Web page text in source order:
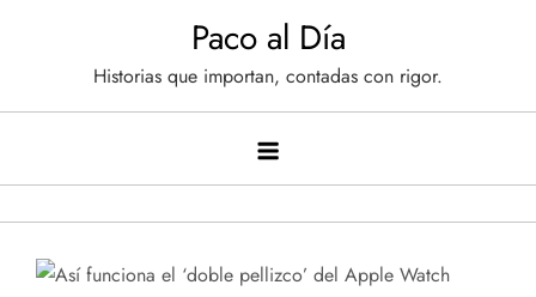
Paco al Día
Historias que importan, contadas con rigor.